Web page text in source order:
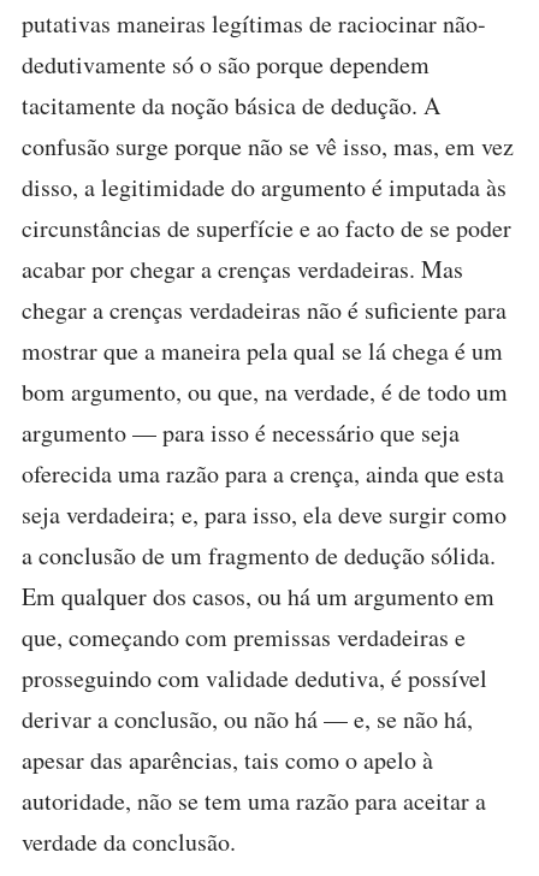
putativas maneiras legítimas de raciocinar não-
dedutivamente só o são porque dependem
tacitamente da noção básica de dedução. A
confusão surge porque não se vê isso, mas, em vez
disso, a legitimidade do argumento é imputada às
circunstâncias de superfície e ao facto de se poder
acabar por chegar a crenças verdadeiras. Mas
chegar a crenças verdadeiras não é suficiente para
mostrar que a maneira pela qual se lá chega é um
bom argumento, ou que, na verdade, é de todo um
argumento — para isso é necessário que seja
oferecida uma razão para a crença, ainda que esta
seja verdadeira; e, para isso, ela deve surgir como
a conclusão de um fragmento de dedução sólida.
Em qualquer dos casos, ou há um argumento em
que, começando com premissas verdadeiras e
prosseguindo com validade dedutiva, é possível
derivar a conclusão, ou não há — e, se não há,
apesar das aparências, tais como o apelo à
autoridade, não se tem uma razão para aceitar a
verdade da conclusão.